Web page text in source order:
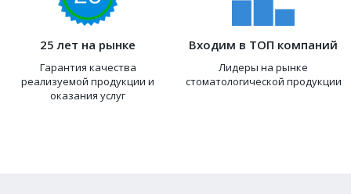
25 лет на рынке
Гарантия качества
реализуемой продукции и
оказания услуг
Входим в ТОП компаний
Лидеры на рынке
стоматологической продукции